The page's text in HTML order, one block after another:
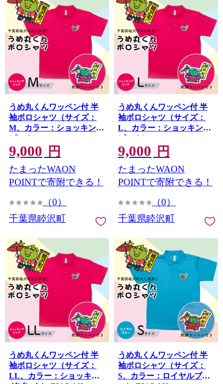
うめ丸くんワッペン付 半
袖ポロシャツ（サイズ：
M、カラー：ショッキング
ピンク） F21G-060
9,000 円
たまったWAON
POINTで寄附できる！
（0）
千葉県睦沢町
うめ丸くんワッペン付 半
袖ポロシャツ（サイズ：
L、カラー：ショッキング
ピンク） F21G-061
9,000 円
たまったWAON
POINTで寄附できる！
（0）
千葉県睦沢町
うめ丸くんワッペン付 半
袖ポロシャツ（サイズ：
LL、カラー：ショッキン
うめ丸くんワッペン付 半
袖ポロシャツ（サイズ：
S、カラー：ロイヤルブル